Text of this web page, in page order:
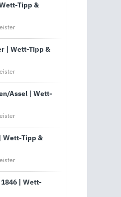
Tipp &
| Wett-Tipp &
Assel | Wett-
Wett-Tipp &
| Wett-